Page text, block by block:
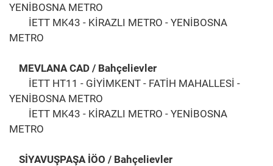
YENİBOSNA METRO
İETT MK43 - KİRAZLI METRO - YENİBOSNA
METRO
MEVLANA CAD / Bahçelievler
İETT HT11 - GİYİMKENT - FATİH MAHALLESİ -
YENİBOSNA METRO
İETT MK43 - KİRAZLI METRO - YENİBOSNA
METRO
SİYAVUŞPAŞA İÖO / Bahçelievler